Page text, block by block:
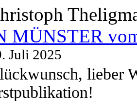
MÜNSTER
Juli 2025
lieber